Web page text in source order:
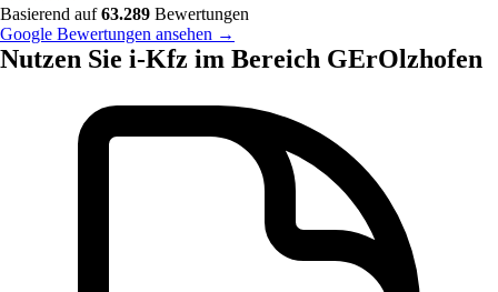
Basierend auf63.289 Bewertungen
Google Bewertungen ansehen →
Nutzen Sie i-Kfz im Bereich GErOlzhofen